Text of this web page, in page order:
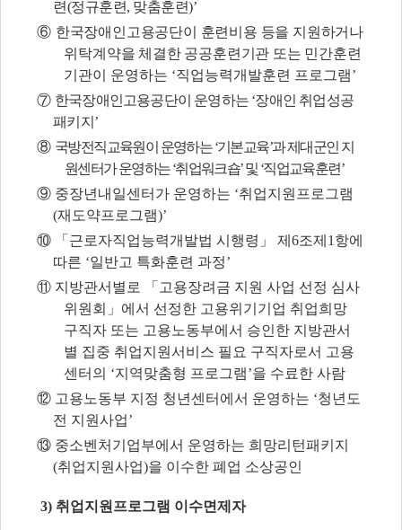
련(정규훈련, 맞춤훈련)’
⑥ 한국장애인고용공단이 훈련비용 등을 지원하거나
위탁계약을 체결한 공공훈련기관 또는 민간훈련
기관이 운영하는 ‘직업능력개발훈련 프로그램’
⑦ 한국장애인고용공단이 운영하는 ‘장애인 취업성공
패키지 ’
⑧ 국방전직교육원이 운영하는‘기본교육’과 제대군인 지
원센터가 운영하는‘취업워크숍’및 ‘직업교육훈련’
⑨ 중장년내일센터가 운영하는 ‘취업지원프로그램
(재도약프로그램)’
⑩ 「 근로자직업능력개발법 시행령 」 제 6조제 1 항에
따른 ‘일반고 특화훈련 과정’
⑪ 지방관서별로 「 고용장려금 지원 사업 선정 심사
위원회 」 에서 선정한 고용위기기업 취업희망
구직자 또는 고용노동부에서 승인한 지방관서
별 집중 취업지원서비스 필요 구직자로서 고용
센터의 ‘지역맞춤형 프로그램’을 수료한 사람
⑫ 고용노동부 지정 청년센터에서 운영하는 ‘청년도
전 지원사업’
⑬ 중소벤처기업부에서 운영하는 희망리턴패키지
(취업지원사업)을 이수한 폐업 소상공인
3) 취업지원프로그램 이수면제자